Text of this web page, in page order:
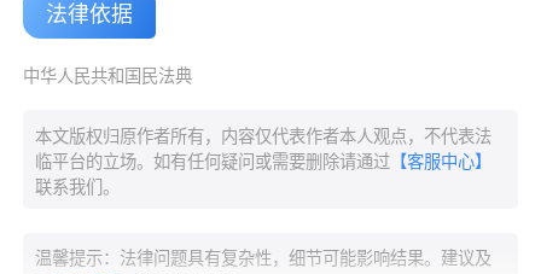
法律依据
中华人民共和国民法典
本文版权归原作者所有，内容仅代表作者本人观点，不代表法
临平台的立场。如有任何疑问或需要删除请通过【客服中心】
联系我们。
温馨提示：法律问题具有复杂性，细节可能影响结果。建议及